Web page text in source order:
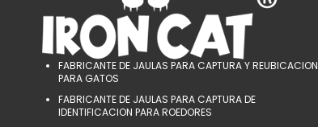
FABRICANTE DE JAULAS PARA CAPTURA Y REUBICACION
PARA GATOS
FABRICANTE DE JAULAS PARA CAPTURA DE
IDENTIFICACION PARA ROEDORES